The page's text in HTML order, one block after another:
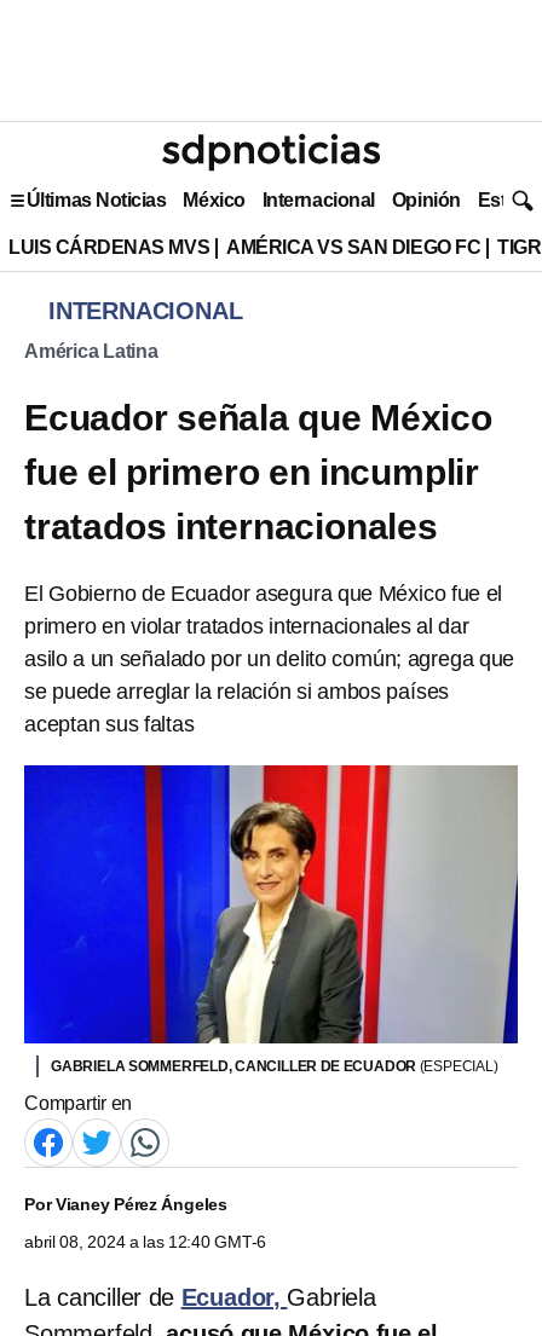
Últimas Noticias México Internacional Opinión Estilo
LUIS CÁRDENAS MVS AMÉRICA VS SAN DIEGO FC
INTERNACIONAL
América Latina
Ecuador señala que México
fue el primero en incumplir
tratados internacionales
El Gobierno de Ecuador asegura que México fue el
primero en violar tratados internacionales al dar
asilo a un señalado por un delito común; agrega que
se puede arreglar la relación si ambos países
aceptan sus faltas
GABRIELA SOMMERFELD, CANCILLER DE ECUADOR (ESPECIAL)
Compartir en
PorVianey Pérez Ángeles
abril 08, 2024 a las 12:40 GMT-6
La canciller de Ecuador, Gabriela